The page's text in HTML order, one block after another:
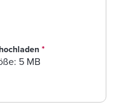
*
5 MB